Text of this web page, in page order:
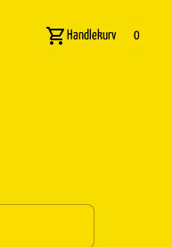
Handlekurv 0